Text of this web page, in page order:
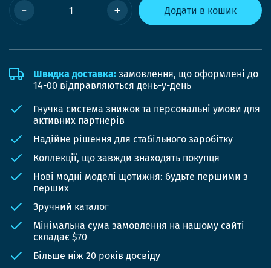
- + Додати в кошик
Швидка доставка: замовлення, що оформлені до
14-00 відправляються день-у-день
Гнучка система знижок та персональні умови для
активних партнерів
Надійне рішення для стабільного заробітку
Коллекції, що завжди знаходять покупця
Нові модні моделі щотижня: будьте першими з
перших
Зручний каталог
Мінімальна сума замовлення на нашому сайті
складає $70
Більше ніж 20 років досвіду